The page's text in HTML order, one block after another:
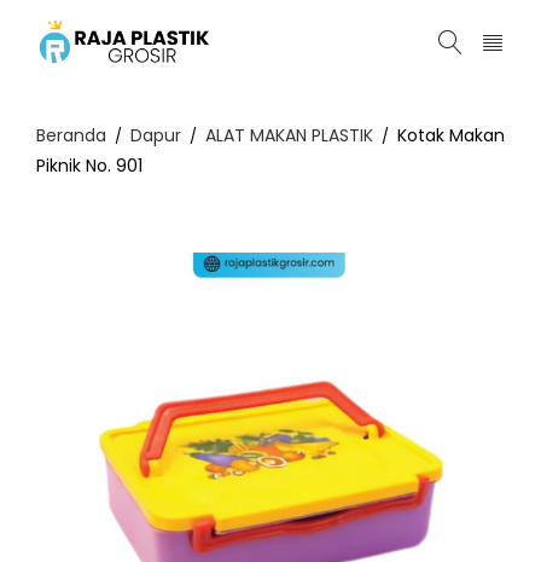
Beranda / Dapur / ALAT MAKAN PLASTIK / Kotak Makan
Piknik No. 901